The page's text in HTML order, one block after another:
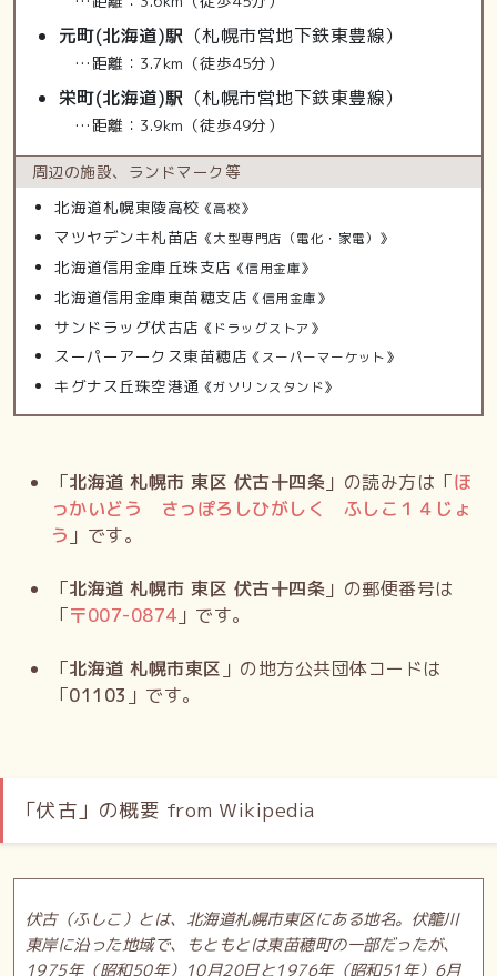
元町(北海道)駅 （札幌市営地下鉄東豊線）
…距離：3.7km（徒歩45分）
栄町(北海道)駅 （札幌市営地下鉄東豊線）
…距離：3.9km（徒歩49分）
周辺の施設、 ランドマーク等
北海道札幌東陵高校 《高校》
マツヤデンキ札苗店 《大型専門店（電化・家電）》
北海道信用金庫丘珠支店 《信用金庫》
北海道信用金庫東苗穂支店 《信用金庫》
サンドラッグ伏古店 《ドラッグストア》
スーパーアークス東苗穂店 《スーパーマーケット》
キグナス丘珠空港通 《ガソリンスタンド》
「北海道 札幌市 東区 伏古十四条 」の読み方は「ほ
っかいどう さっぽろしひがしく ふしこ１４じょ
う 」です。
「北海道 札幌市 東区 伏古十四条 」の郵便番号は
「〒007-0874 」です。
「北海道 札幌市東区 」の地方公共団体コードは
「01103 」です。
「伏古」の概要 from Wikipedia
伏古（ふしこ）とは、北海道札幌市東区にある地名。伏籠川
東岸に沿った地域で、もともとは東苗穂町の一部だったが、
1975年（昭和50年）10月20日と1976年（昭和51年）6月